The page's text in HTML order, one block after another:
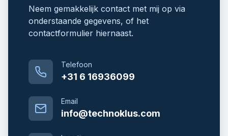
Neem gemakkelijk contact met mij op via
onderstaande gegevens, of het
contactformulier hiernaast.
Telefoon
+31 6 16936099
Email
info@technoklus.com